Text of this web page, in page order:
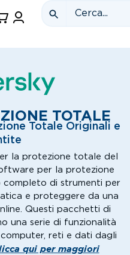
TOTALE
Totale Originali e
la protezione totale del
per la protezione
di strumenti per
e proteggere da una
Questi pacchetti di
una serie di funzionalità
reti e dati dagli
qui per maggiori